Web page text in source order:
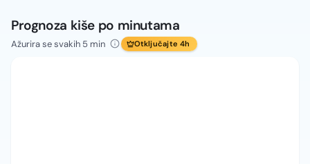
Prognoza kiše po minutama
Ažurira se svakih 5 min Otključajte 4h